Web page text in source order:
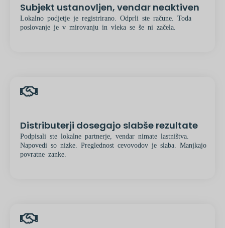
Subjekt ustanovljen, vendar neaktiven
Lokalno podjetje je registrirano. Odprli ste račune. Toda
poslovanje je v mirovanju in vleka se še ni začela.
Distributerji dosegajo slabše rezultate
Podpisali ste lokalne partnerje, vendar nimate lastništva.
Napovedi so nizke. Preglednost cevovodov je slaba. Manjkajo
povratne zanke.